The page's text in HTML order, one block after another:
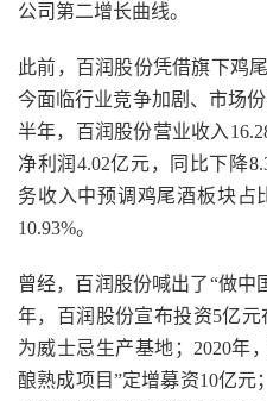
公司第二增长曲线。
此前，百润股份凭借旗下鸡
今面临行业竞争加剧、市场
半年，百润股份营业收入
净利润4.02亿元，同比下降
务收入中预调鸡尾酒板块占
10.93%。
曾经，百润股份喊出了“做中
年，百润股份宣布投资5亿
为威士忌生产基地；2020年
酿熟成项目”定增募资10亿元